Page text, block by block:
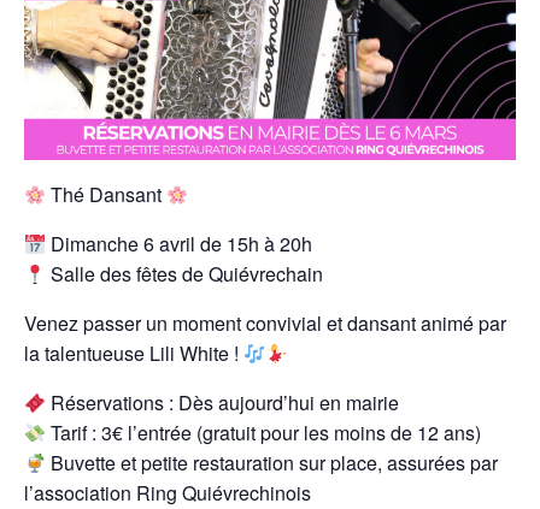
Thé Dansant
Dimanche 6 avril de 15h à 20h
Salle des fêtes de Quiévrechain
Venez passer un moment convivial et dansant animé par
la talentueuse Lili White !
Réservations : Dès aujourd’hui en mairie
Tarif : 3€ l’entrée (gratuit pour les moins de 12 ans)
Buvette et petite restauration sur place, assurées par
l’association Ring Quiévrechinois